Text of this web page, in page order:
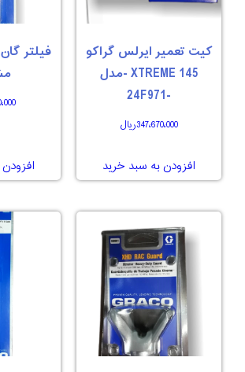
کیت تعمیر ایرلس گراکو
XTREME 145 -مدل
-24F971
347،670،000ریال
افزودن به سبد خرید